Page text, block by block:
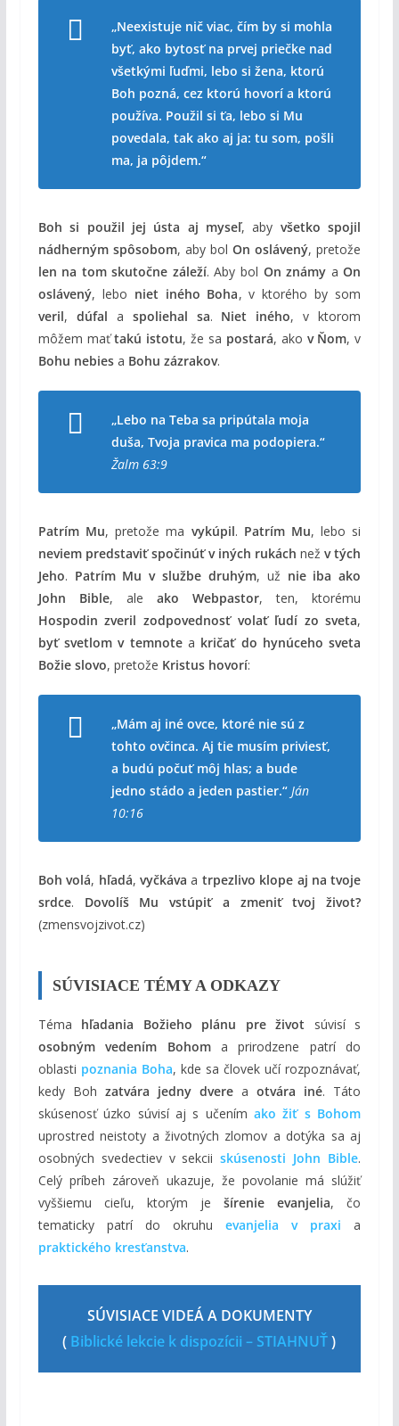
„Neexistuje nič viac, čím by si mohla
byť, ako bytosť na prvej priečke nad
všetkými ľuďmi, lebo si žena, ktorú
Boh pozná, cez ktorú hovorí a ktorú
používa. Použil si ťa, lebo si Mu
povedala, tak ako aj ja: tu som, pošli
ma, ja pôjdem.“
Boh si použil jej ústa aj myseľ, aby všetko spojil
nádherným spôsobom, aby bolOn oslávený, pretože
len na tom skutočne záleží. Aby bol On známy aOn
oslávený, lebo niet iného Boha, v ktorého by som
veril, dúfal a spoliehal sa. Niet iného, v ktorom
môžem maťtakú istotu, že sa postará, ako v Ňom, v
Bohu nebiesa Bohu zázrakov.
„Lebo na Teba sa pripútala moja
duša, Tvoja pravica ma podopiera.“
Žalm 63:9
Patrím Mu, pretože ma vykúpil. Patrím Mu, lebo si
neviem predstaviť spočinúť v iných rukách nežv tých
Jeho. Patrím Mu v službe druhým, už nie iba ako
John Bible, ale ako Webpastor, ten, ktorému
Hospodin zveril zodpovednosť volať ľudí zo sveta,
byť svetlom v temnotea kričať do hynúceho sveta
Božie slovo, pretože Kristus hovorí:
„Mám aj iné ovce, ktoré nie sú z
tohto ovčinca. Aj tie musím priviesť,
a budú počuť môj hlas; a bude
jedno stádo a jeden pastier.“ Ján
10:16
Boh volá, hľadá, vyčkáva a trpezlivo klope aj na tvoje
srdce. Dovolíš Mu vstúpiť a zmeniť tvoj život?
(zmensvojzivot.cz)
SÚVISIACE TÉMY A ODKAZY
Téma hľadania Božieho plánu pre život súvisí s
osobným vedením Bohoma prirodzene patrí do
oblasti poznania Boha, kde sa človek učí rozpoznávať,
kedy Boh zatvára jedny dvere aotvára iné. Táto
skúsenosť úzko súvisí aj s učenímako žiť s Bohom
uprostred neistoty a životných zlomov a dotýka sa aj
osobných svedectiev v sekciiskúsenosti John Bible.
Celý príbeh zároveň ukazuje, že povolanie má slúžiť
vyššiemu cieľu, ktorým ješírenie evanjelia, čo
tematicky patrí do okruhuevanjelia v praxi a
praktického kresťanstva.
SÚVISIACE VIDEÁ A DOKUMENTY
( Biblické lekcie k dispozícii – STIAHNUŤ)